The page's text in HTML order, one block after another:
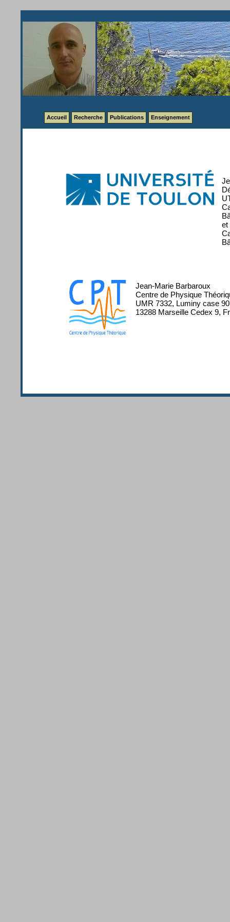
Accueil Recherche Publications Enseignement
et
Jean-Marie Barbaroux
Centre de Physique
UMR 7332, Luminy case
13288 Marseille Cedex 9,